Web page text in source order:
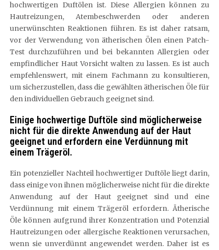
hochwertigen Duftölen ist. Diese Allergien können zu
Hautreizungen, Atembeschwerden oder anderen
unerwünschten Reaktionen führen. Es ist daher ratsam,
vor der Verwendung von ätherischen Ölen einen Patch-
Test durchzuführen und bei bekannten Allergien oder
empfindlicher Haut Vorsicht walten zu lassen. Es ist auch
empfehlenswert, mit einem Fachmann zu konsultieren,
um sicherzustellen, dass die gewählten ätherischen Öle für
den individuellen Gebrauch geeignet sind.
Einige hochwertige Duftöle sind möglicherweise
nicht für die direkte Anwendung auf der Haut
geeignet und erfordern eine Verdünnung mit
einem Trägeröl.
Ein potenzieller Nachteil hochwertiger Duftöle liegt darin,
dass einige von ihnen möglicherweise nicht für die direkte
Anwendung auf der Haut geeignet sind und eine
Verdünnung mit einem Trägeröl erfordern. Ätherische
Öle können aufgrund ihrer Konzentration und Potenzial
Hautreizungen oder allergische Reaktionen verursachen,
wenn sie unverdünnt angewendet werden. Daher ist es